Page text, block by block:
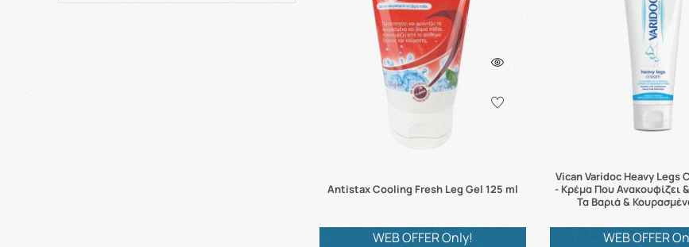
Antistax Cooling Fresh Leg Gel 125 ml
WEB OFFER Only!
Vican Varidoc Heavy Legs
- Κρέμα Που Ανακουφίζει
Τα Βαριά &
WEB OFFER